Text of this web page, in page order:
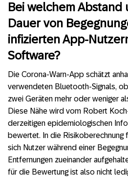
Bei welchem
Dauer von
infizierten App-
Software?
Die Corona-Warn-App schätzt
verwendeten Bluetooth-Signals,
zwei Geräten mehr oder weniger
Diese Nähe wird vom Robert
derzeitigen epidemiologischen
bewertet. In die Risikoberechnung
sich Nutzer während einer
Entfernungen zueinander
für die Bewertung ist also nicht